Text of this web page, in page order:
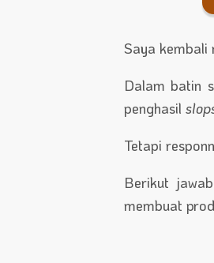
Saya kembali
Dalam batin
penghasil
Tetapi
Berikut
membuat